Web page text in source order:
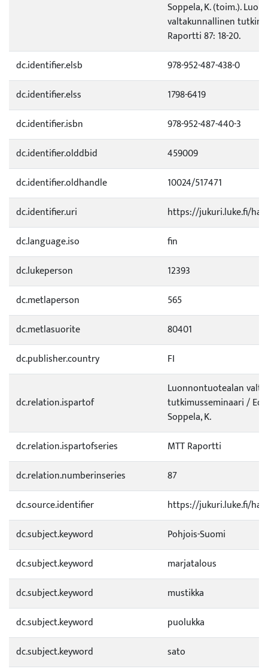
Soppela, K. (toim.).
valtakunnallinen
Raportti 87: 18-20.
dc.identifier.elsb
978-952-487-438-0
dc.identifier.elss
1798-6419
dc.identifier.isbn
978-952-487-440-3
dc.identifier.olddbid
459009
dc.identifier.oldhandle
10024/517471
dc.identifier.uri
https://jukuri.luke.fi/
dc.language.iso
fin
dc.lukeperson
12393
dc.metlaperson
565
dc.metlasuorite
80401
dc.publisher.country
FI
dc.relation.ispartof
Luonnontuotealan
tutkimusseminaari / Ed.
Soppela, K.
dc.relation.ispartofseries
MTT Raportti
dc.relation.numberinseries
87
dc.source.identifier
https://jukuri.luke.fi/
dc.subject.keyword
Pohjois-Suomi
dc.subject.keyword
marjatalous
dc.subject.keyword
mustikka
dc.subject.keyword
puolukka
dc.subject.keyword
sato